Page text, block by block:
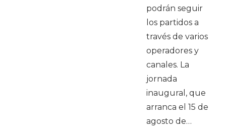
podrán seguir
los partidos a
través de varios
operadores y
canales. La
jornada
inaugural, que
arranca el 15 de
agosto de…